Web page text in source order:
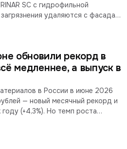
SC с гидрофильной
удаляются с фасада
сертифицирован по
очистка технически
условиях и, по заявлению
существующих окрасочных
обновили рекорд в
медленнее, а выпуск в
в России в июне 2026
— новый месячный рекорд и
(+4,3%). Но темп роста
за несколько лет, а